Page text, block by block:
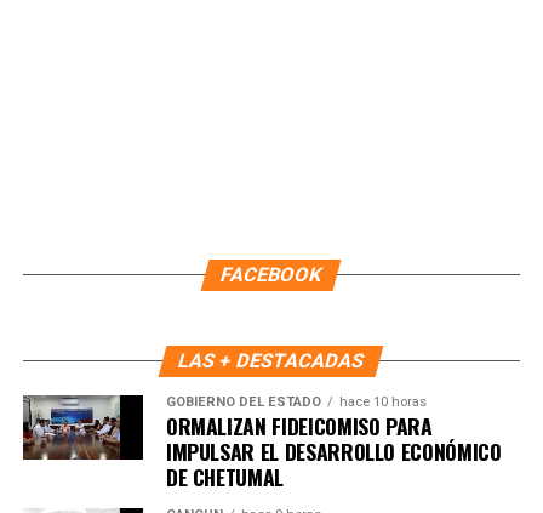
Recibe las noticias al instante
FACEBOOK
LAS + DESTACADAS
GOBIERNO DEL ESTADO hace 10 horas
ORMALIZAN FIDEICOMISO PARA
IMPULSAR EL DESARROLLO ECONÓMICO
DE CHETUMAL